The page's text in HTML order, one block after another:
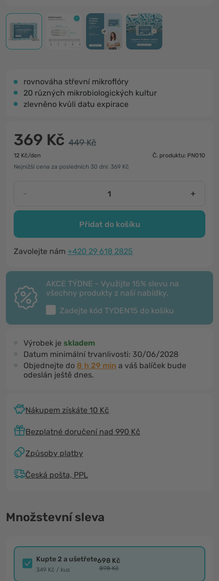
rovnováha střevní mikroflóry
20 různých mikrobiologických kultur
zlevněno kvůli datu expirace
369 Kč 449 Kč
12 Kč/den
Č. produktu: PN010
Nejnižší cena za posledních 30 dní: 369 Kč
- +
Přidat do košíku
Zavolejte nám +420 29 618 2825
AKCE TÝDNE - Využijte 15% slevu na
všechny produkty z naší nabídky.
Zadejte kód TYDEN15 do košíku
Výrobek je skladem
Datum minimální trvanlivosti: 30/06/2028
Objednejte do 8 h 29 min a váš balíček bude
odeslán ještě dnes.
Nákupem získáte 10 Kč
Bezplatné doručení nad 990 Kč
Způsoby platby
Česká pošta, PPL
Množstevní sleva
Kupte 2 a ušetřete
349 Kč / kus
698 Kč
898 Kč